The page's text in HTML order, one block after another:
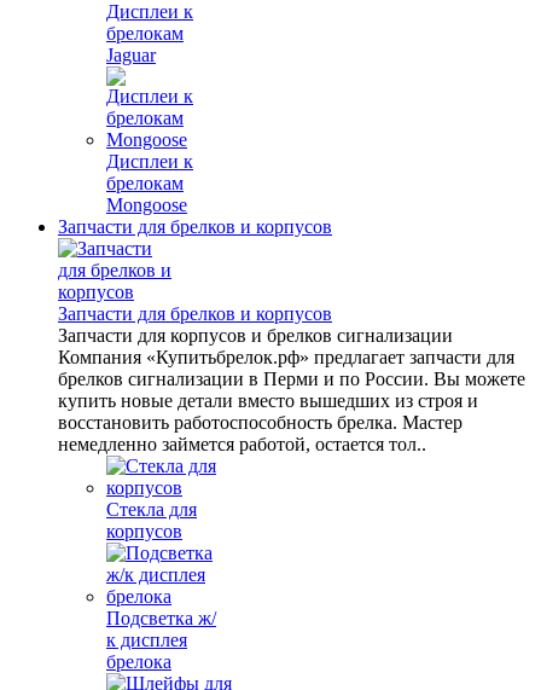
Дисплеи к
брелокам
Jaguar
Дисплеи к
брелокам
Mongoose
Запчасти для брелков и корпусов
Запчасти для брелков и корпусов
Запчасти для корпусов и брелков сигнализации
Компания «Купитьбрелок.рф» предлагает запчасти для
брелков сигнализации в Перми и по России. Вы можете
купить новые детали вместо вышедших из строя и
восстановить работоспособность брелка. Мастер
немедленно займется работой, остается тол..
Стекла для
корпусов
Подсветка ж/
к дисплея
брелока